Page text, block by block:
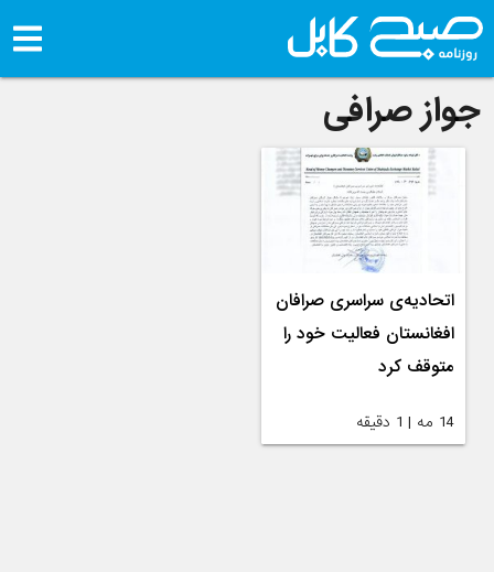
جواز صرافی
اتحادیه‌ی سراسری صرافان
افغانستان فعالیت‌ خود را
متوقف کرد
14 مه | 1 دقیقه